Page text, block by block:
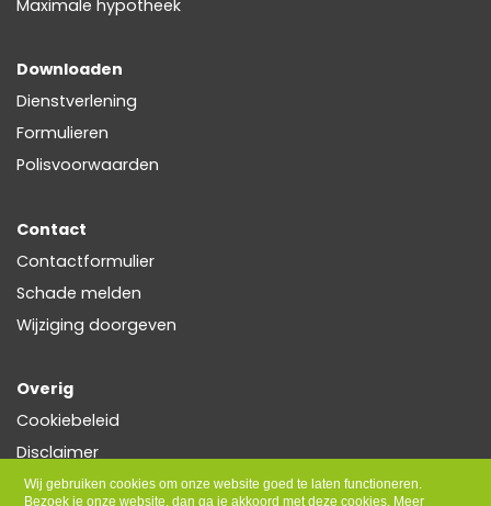
Wij gebruiken cookies om onze website goed te laten functioneren.
Bezoek je onze website, dan ga je akkoord met deze cookies. Meer
Maximale hypotheek
Downloaden
Dienstverlening
Formulieren
Polisvoorwaarden
Contact
Contactformulier
Schade melden
Wijziging doorgeven
Overig
Cookiebeleid
Disclaimer
Privacy